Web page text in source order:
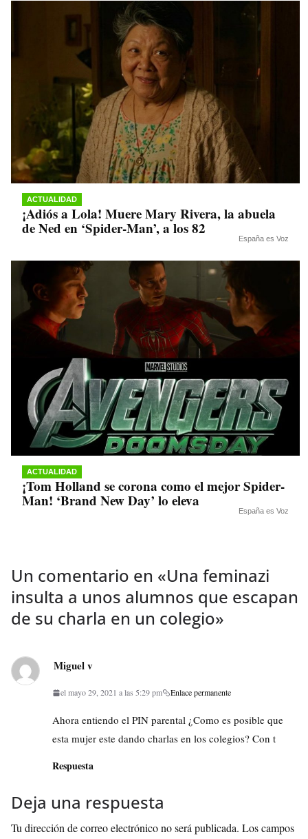
ACTUALIDAD
¡Adiós a Lola! Muere Mary Rivera, la abuela
de Ned en ‘Spider-Man’, a los 82
España es Voz
ACTUALIDAD
¡Tom Holland se corona como el mejor Spider-
Man! ‘Brand New Day’ lo eleva
España es Voz
Un comentario en «Una feminazi
insulta a unos alumnos que escapan
de su charla en un colegio»
Miguel v
el mayo 29, 2021 a las 5:29 pm Enlace permanente
Ahora entiendo el PIN parental ¿Como es posible que
esta mujer este dando charlas en los colegios? Con t
Respuesta
Deja una respuesta
Tu dirección de correo electrónico no será publicada. Los campos